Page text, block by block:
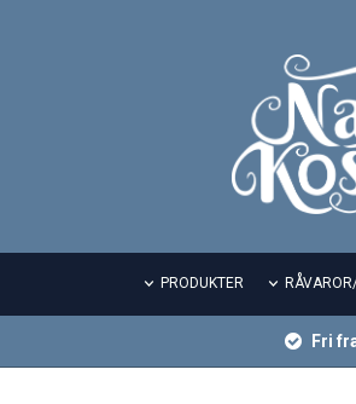
PRODUKTER
Fri